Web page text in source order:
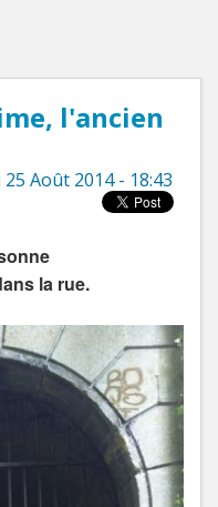
l'ancien
Août 2014 - 18:43
la rue.